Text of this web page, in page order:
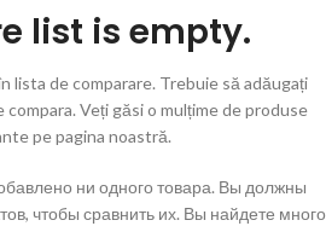
list is empty.
lista de comparare. Trebuie să adăugați
compara. Veți găsi o mulțime de produse
pe pagina noastră.
ни одного товара. Вы должны
чтобы сравнить их. Вы найдете много